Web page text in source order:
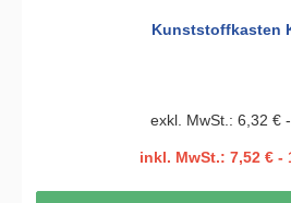
Kunststoffkasten
exkl. MwSt.: 6,32 €
inkl. MwSt.: 7,52 € -